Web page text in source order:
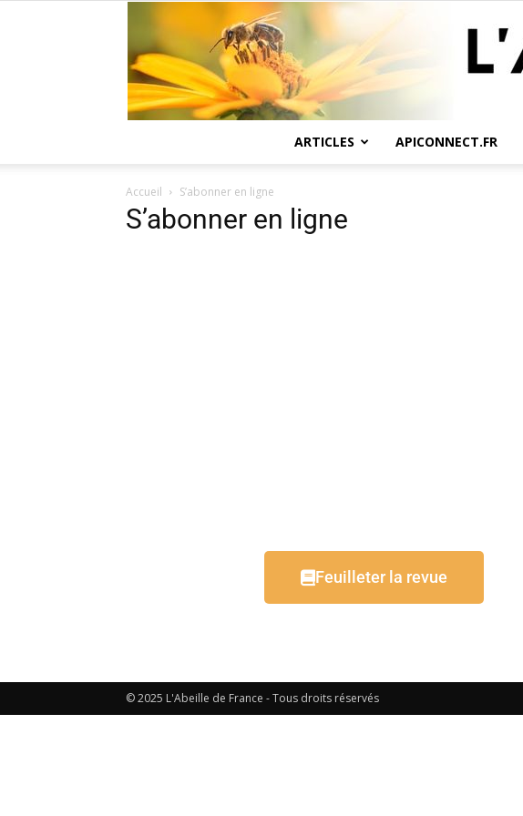
ARTICLES APICONNECT.FR
Accueil S’abonner en ligne
S’abonner en ligne
Feuilleter la revue
© 2025 L'Abeille de France - Tous droits réservés